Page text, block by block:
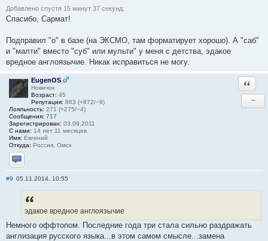
Добавлено спустя 15 минут 37 секунд:
Спасибо, Сармат!
Подправил "о" в базе (на ЭКСМО, там форматирует хорошо). А "саб"
и "малти" вместо "суб" или мульти" у меня с детства, эдакое
вредное англоязычие. Никак исправиться не могу.
EugenOS
Новичок
Возраст: 45
Репутация: 863 (+872/−9)
Лояльность: 271 (+275/−4)
Сообщения: 717
Зарегистрирован: 03.09.2011
С нами: 14 лет 11 месяцев
Имя: Евгений
Откуда: Россия, Омск
Отправить личное сообщение
−
#9 05.11.2014, 10:55
эдакое вредное англоязычие
Немного оффтопом. Последние года три стала сильно раздражать
англизация русского языка...в этом самом смысле...замена